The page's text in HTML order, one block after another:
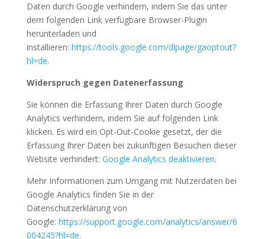
Daten durch Google verhindern, indem Sie das unter
dem folgenden Link verfügbare Browser-Plugin
herunterladen und
installieren: https://tools.google.com/dlpage/gaoptout?
hl=de.
Widerspruch gegen Datenerfassung
Sie können die Erfassung Ihrer Daten durch Google
Analytics verhindern, indem Sie auf folgenden Link
klicken. Es wird ein Opt-Out-Cookie gesetzt, der die
Erfassung Ihrer Daten bei zukünftigen Besuchen dieser
Website verhindert: Google Analytics deaktivieren.
Mehr Informationen zum Umgang mit Nutzerdaten bei
Google Analytics finden Sie in der
Datenschutzerklärung von
Google: https://support.google.com/analytics/answer/6
004245?hl=de.